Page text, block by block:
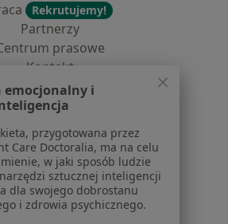
Rekrutujemy!
Partnerzy
prasowe
Kontakt
Dla pacjentów
Lekarze
medyczne
i odpowiedzi
Usługi i zabiegi
Choroby
emocjonalny i
przygotowana przez
Care Doctoralia, ma na celu
w jaki sposób ludzie
sztucznej inteligencji
dla swojego dobrostanu
i zdrowia psychicznego.